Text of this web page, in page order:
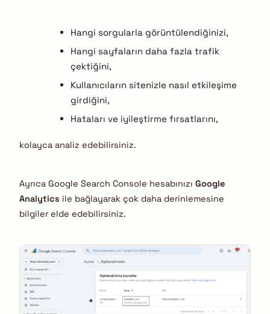
Hangi sorgularla görüntülendiğinizi,
Hangi sayfaların daha fazla trafik
çektiğini,
Kullanıcıların sitenizle nasıl etkileşime
girdiğini,
Hataları ve iyileştirme fırsatlarını,
kolayca analiz edebilirsiniz.
Ayrıca Google Search Console hesabınızı Google
Analytics ile bağlayarak çok daha derinlemesine
bilgiler elde edebilirsiniz.